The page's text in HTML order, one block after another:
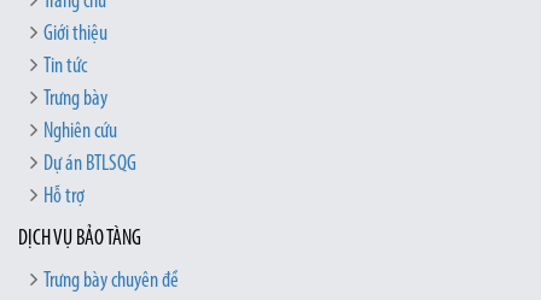
Giới thiệu
Tin tức
Trưng bày
Nghiên cứu
Dự án BTLSQG
Hỗ trợ
DỊCH VỤ BẢO TÀNG
Trưng bày chuyên đề